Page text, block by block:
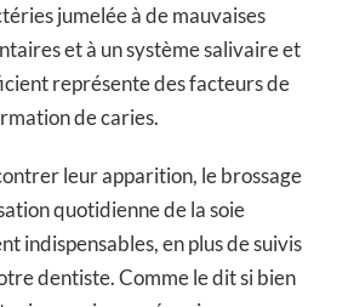
jumelée à de mauvaises
et à un système salivaire et
représente des facteurs de
de caries.
leur apparition, le brossage
quotidienne de la soie
indispensables, en plus de suivis
dentiste. Comme le dit si bien